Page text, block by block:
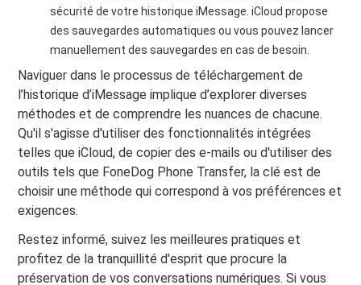
sécurité de votre historique iMessage. iCloud propose
des sauvegardes automatiques ou vous pouvez lancer
manuellement des sauvegardes en cas de besoin.
Naviguer dans le processus de téléchargement de
l’historique d’iMessage implique d’explorer diverses
méthodes et de comprendre les nuances de chacune.
Qu'il s'agisse d'utiliser des fonctionnalités intégrées
telles que iCloud, de copier des e-mails ou d'utiliser des
outils tels que FoneDog Phone Transfer, la clé est de
choisir une méthode qui correspond à vos préférences et
exigences.
Restez informé, suivez les meilleures pratiques et
profitez de la tranquillité d'esprit que procure la
préservation de vos conversations numériques. Si vous